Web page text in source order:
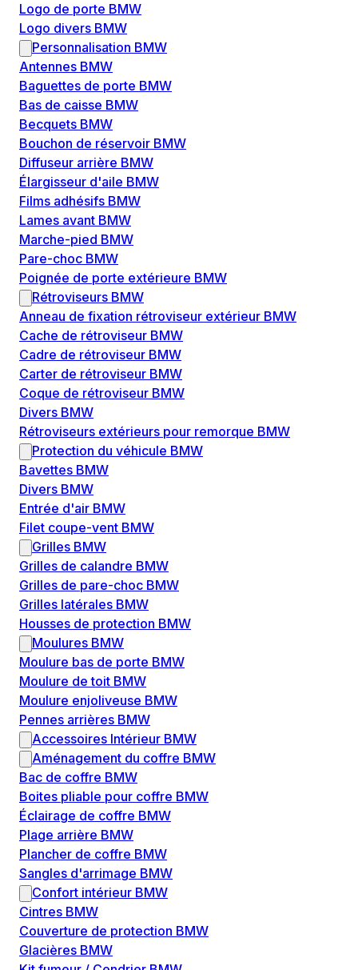
Logo de porte BMW
Logo divers BMW
Personnalisation BMW
Antennes BMW
Baguettes de porte BMW
Bas de caisse BMW
Becquets BMW
Bouchon de réservoir BMW
Diffuseur arrière BMW
Élargisseur d'aile BMW
Films adhésifs BMW
Lames avant BMW
Marche-pied BMW
Pare-choc BMW
Poignée de porte extérieure BMW
Rétroviseurs BMW
Anneau de fixation rétroviseur extérieur BMW
Cache de rétroviseur BMW
Cadre de rétroviseur BMW
Carter de rétroviseur BMW
Coque de rétroviseur BMW
Divers BMW
Rétroviseurs extérieurs pour remorque BMW
Protection du véhicule BMW
Bavettes BMW
Divers BMW
Entrée d'air BMW
Filet coupe-vent BMW
Grilles BMW
Grilles de calandre BMW
Grilles de pare-choc BMW
Grilles latérales BMW
Housses de protection BMW
Moulures BMW
Moulure bas de porte BMW
Moulure de toit BMW
Moulure enjoliveuse BMW
Pennes arrières BMW
Accessoires Intérieur BMW
Aménagement du coffre BMW
Bac de coffre BMW
Boites pliable pour coffre BMW
Éclairage de coffre BMW
Plage arrière BMW
Plancher de coffre BMW
Sangles d'arrimage BMW
Confort intérieur BMW
Cintres BMW
Couverture de protection BMW
Glacières BMW